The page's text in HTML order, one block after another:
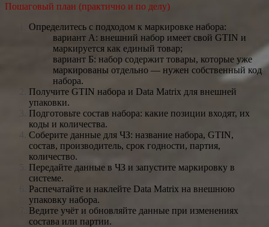
Пошаговый план (практично и по делу)
Определитесь с подходом к маркировке набора:
вариант А: внешний набор имеет свой GTIN и
маркируется как единый товар;
вариант Б: набор содержит товары, которые уже
маркированы отдельно — нужен собственный код
набора.
Получите GTIN набора и Data Matrix для внешней
упаковки.
Подготовьте состав набора: какие позиции входят, их
коды и количества.
Соберите данные для ЧЗ: название набора, GTIN,
состав, производитель, срок годности, партия,
количество.
Передайте данные в ЧЗ и запустите маркировку в
системе.
Распечатайте и наклейте Data Matrix на внешнюю
упаковку набора.
Ведите учёт и обновляйте данные при изменениях
состава или партии.